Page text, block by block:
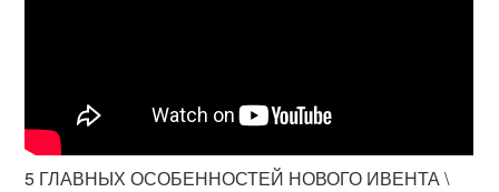
5 ГЛАВНЫХ ОСОБЕННОСТЕЙ НОВОГО ИВЕНТА \